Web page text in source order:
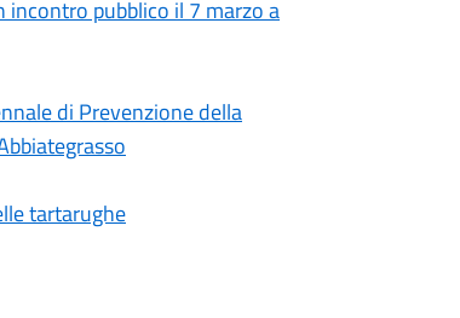
pubblico il 7 marzo a
di Prevenzione della
tartarughe